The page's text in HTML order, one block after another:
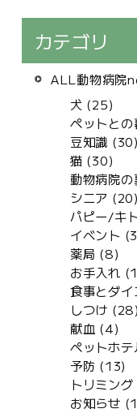
カテゴリ
ALL動物病院
犬 (25)
ペットと
豆知識 (30)
猫 (30)
動物病院
シニア (20)
パピー/キ
イベント
薬局 (8)
お手入れ
食事とダ
しつけ (28)
献血 (4)
ペットホ
予防 (13)
トリミン
お知らせ